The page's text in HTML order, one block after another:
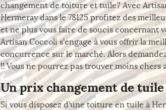
changement de toiture et tuile? Avec
Hermeray dans le 78125 profitez des
et ne plus vous faire de soucis concernant
Artisan Coccoli s’engage à vous offrir la
concurrence sur le marché. Alors
!! Vous ne pourrez pas trouver moins chers
Un prix changement de
Si vous disposez d’une toiture en tuile à